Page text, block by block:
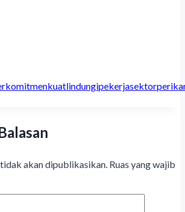
akan dipublikasikan. Ruas yang wajib